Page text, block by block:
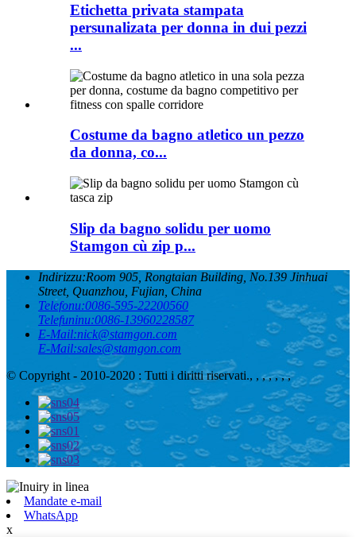
Etichetta privata stampata
persunalizata per donna in dui pezzi
...
Costume da bagno atletico un pezzo
da donna, co...
Slip da bagno solidu per uomo
Stamgon cù zip p...
Indirizzu:Room 905, Rongtaian Building, No.139 Jinhuai
Street, Quanzhou, Fujian, China
Telefonu:0086-595-22200560
Telefuninu:0086-13960228587
E-Mail:nick@stamgon.com
E-Mail:sales@stamgon.com
© Copyright - 2010-2020 : Tutti i diritti riservati., , , , , , ,
Mandate e-mail
WhatsApp
x